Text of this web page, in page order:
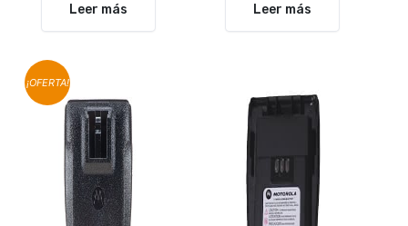
Leer más Leer más
¡OFERTA!